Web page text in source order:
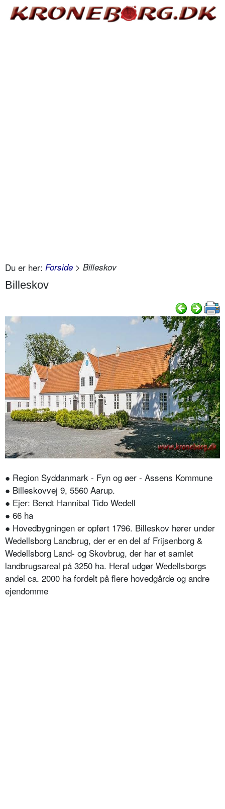
Du er her: Forside > Billeskov
Billeskov
● Region Syddanmark - Fyn og øer - Assens Kommune
● Billeskovvej 9, 5560 Aarup.
● Ejer: Bendt Hannibal Tido Wedell
● 66 ha
● Hovedbygningen er opført 1796. Billeskov hører under
Wedellsborg Landbrug, der er en del af Frijsenborg &
Wedellsborg Land- og Skovbrug, der har et samlet
landbrugsareal på 3250 ha. Heraf udgør Wedellsborgs
andel ca. 2000 ha fordelt på flere hovedgårde og andre
ejendomme